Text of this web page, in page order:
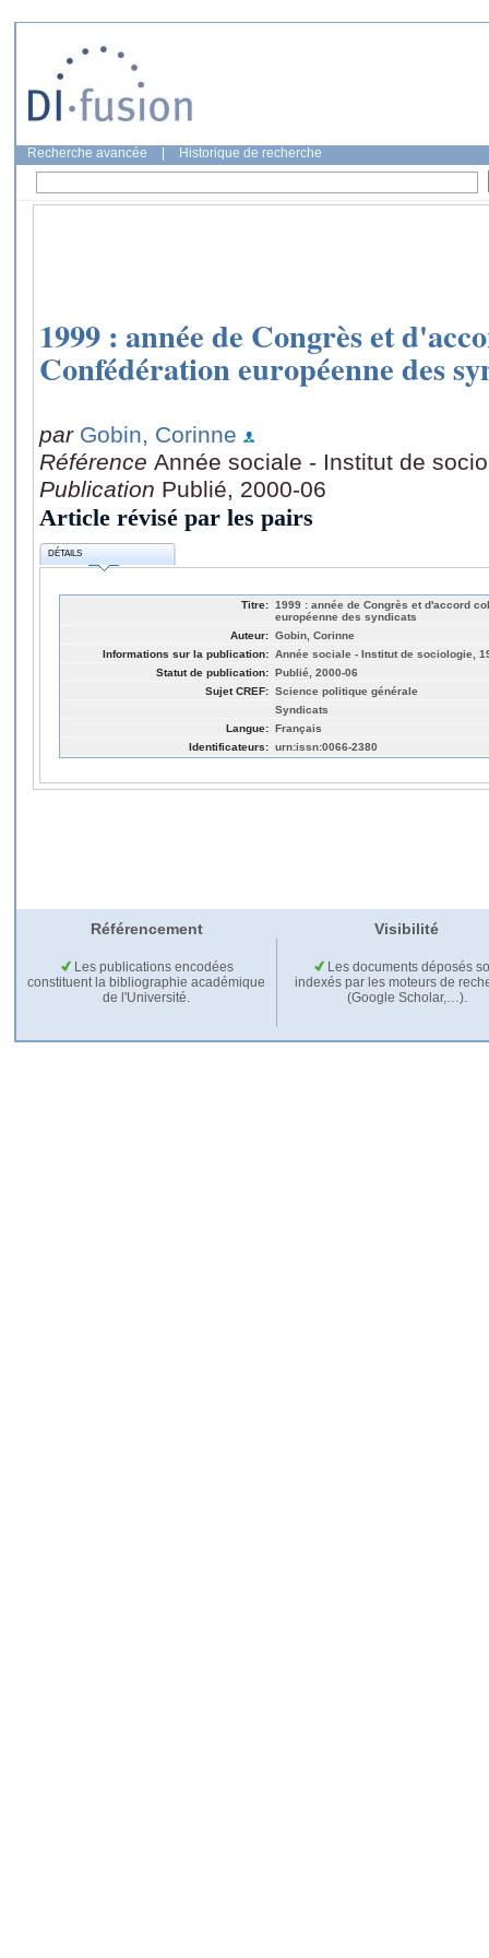
Recherche avancée Historique de recherche
1999 : année de Congrès et
Confédération européenne des
par Gobin, Corinne
Référence Année sociale - Institut de
Publication Publié, 2000-06
Article révisé par les pairs
DÉTAILS
Titre: 1999 : année de Congrès et d'accord
européenne des syndicats
Auteur: Gobin, Corinne
Informations sur la publication: Année sociale - Institut de sociologie,
Statut de publication: Publié, 2000-06
Sujet CREF: Science politique générale
Syndicats
Langue: Français
Identificateurs: urn:issn:0066-2380
Référencement Visibilité
Les publications encodées
constituent la bibliographie académique
de l'Université.
Les documents déposés
indexés par les moteurs de
(Google Scholar,…).